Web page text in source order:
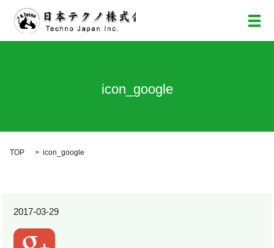
メ
icon_google
TOP icon_google
2017-03-29